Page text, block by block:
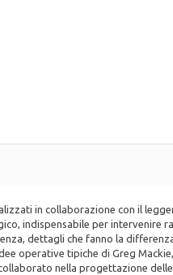
in collaborazione con il
indispensabile per intervenire
dettagli che fanno la
operative tipiche di Greg
nella progettazione